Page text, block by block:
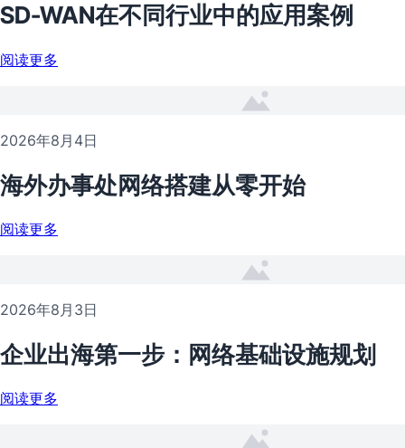
SD-WAN在不同行业中的应用案例
阅读更多
2026年8月4日
海外办事处网络搭建从零开始
阅读更多
2026年8月3日
企业出海第一步：网络基础设施规划
阅读更多